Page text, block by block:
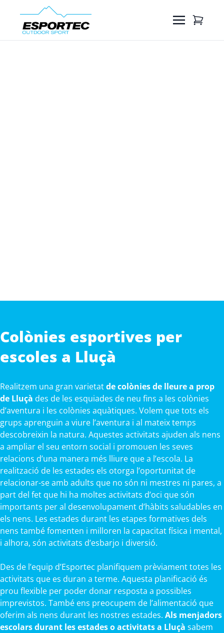
Colònies esportives per
escoles a Lluçà
Realitzem una gran varietatde colònies de lleure a prop
de Lluçà des de les esquiades de neu fins a les colònies
d’aventura i les colònies aquàtiques. Volem que tots els
grups aprenguin a viure l’aventura i al mateix temps
descobreixin la natura. Aquestes activitats ajuden als nens
a ampliar el seu entorn social i promouen les seves
relacions d’una manera més lliure que a l’escola. La
realització de les estades els otorga l’oportunitat de
relacionar-se amb adults que no són ni mestres ni pares, a
part del fet que hi ha moltes activitats d’oci que són
importants per al desenvolupament d’hàbits saludables en
els nens. Les estades durant les etapes formatives dels
nens també fomenten i milloren la capacitat física i mental,
i alhora, són activitats d’esbarjo i diversió.
Des de l’equip d’Esportec planifiquem prèviament totes les
activitats que es duran a terme. Aquesta planificació és
prou flexible per poder donar resposta a possibles
imprevistos. També ens preocupem de l’alimentació que
oferim als nens durant les nostres estades. Als menjadors
escolars durant les estades o activitats a Lluçà sabem